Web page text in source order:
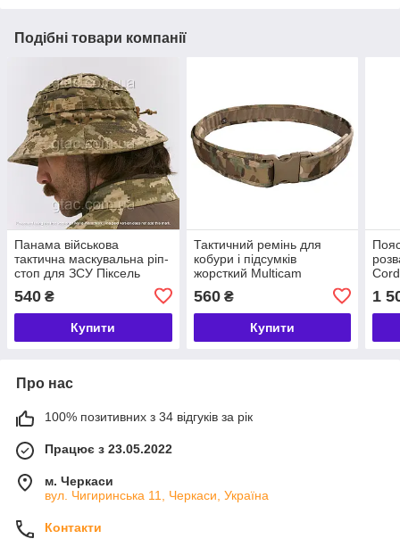
Подібні товари компанії
Панама військова
тактична маскувальна ріп-
стоп для ЗСУ Піксель
540 ₴
Купити
Тактичний ремінь для
кобури і підсумків
жорсткий Multicam
Cordura військовий пояс
для ЗСУ 100
560₴
Купити
1
Про нас
100% позитивних з 34 відгуків за рік
Працює з 23.05.2022
м. Черкаси
вул. Чигиринська 11, Черкаси, Україна
Контакти